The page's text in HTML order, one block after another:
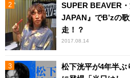
SUPER BEAVER
JAPAN』でB’zの
走！？
2017.08.14
松下洸平が4年半ぶ